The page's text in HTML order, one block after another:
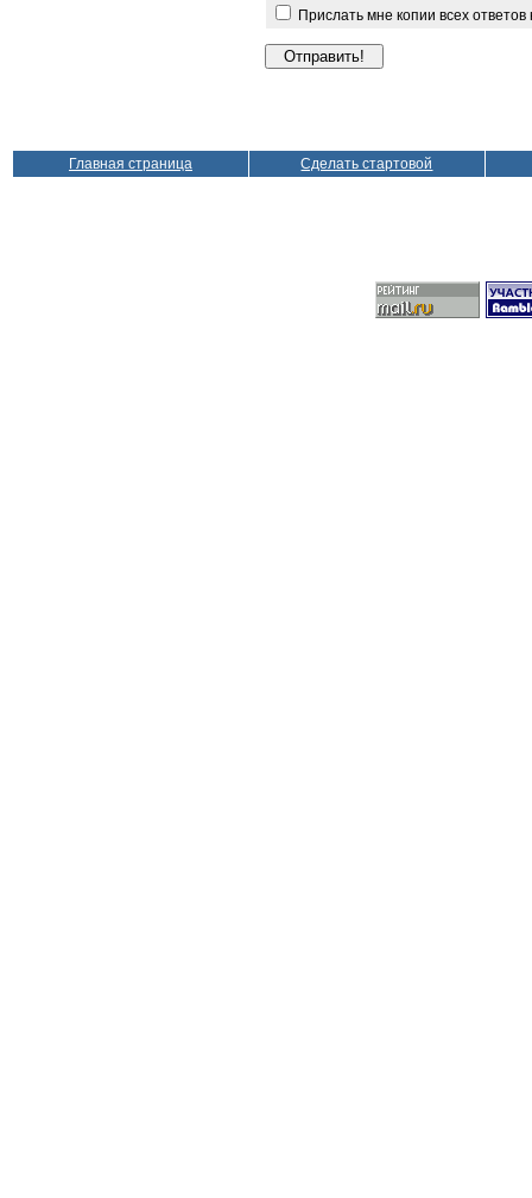
Прислать мне копии всех
Главная страница Сделать стартовой